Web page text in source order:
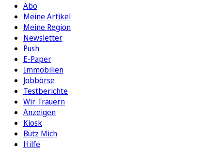
Abo
Meine Artikel
Meine Region
Newsletter
Push
E-Paper
Immobilien
Jobbörse
Testberichte
Wir Trauern
Anzeigen
Kiosk
Bütz Mich
Hilfe